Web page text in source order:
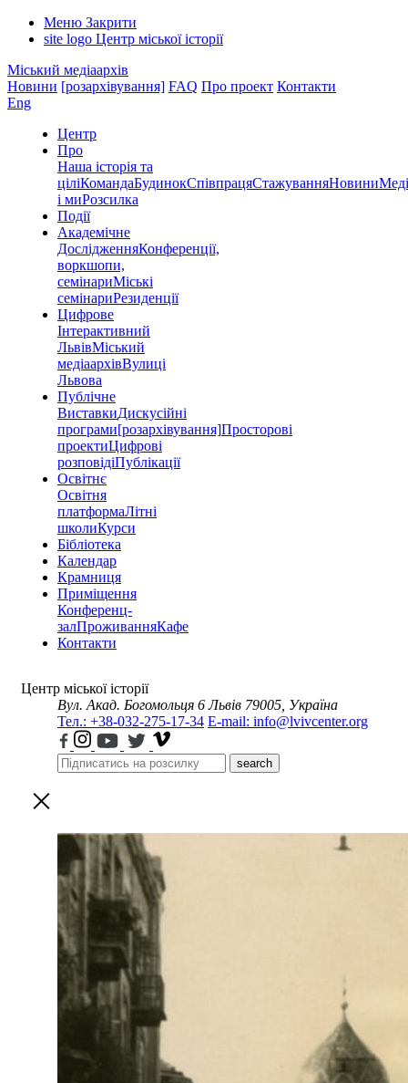
Меню Закрити
site logo Центр міської історії
Міський медіаархів
Новини [розархівування] FAQ Про проект Контакти
Eng
Центр
Про
Наша історія та
ціліКомандаБудинокСпівпрацяСтажуванняНовини
і миРозсилка
Події
Академічне
ДослідженняКонференції,
воркшопи,
семінариМіські
семінариРезиденції
Цифрове
Інтерактивний
ЛьвівМіський
медіаархівВулиці
Львова
Публічне
ВиставкиДискусійні
програми[розархівування]Просторові
проектиЦифрові
розповідіПублікації
Освітнє
Освітня
платформаЛітні
школиКурси
Бібліотека
Календар
Крамниця
Приміщення
Конференц-
залПроживанняКафе
Контакти
Центр міської історії
Вул. Акад. Богомольця 6 Львів 79005, Україна
Тел.: +38-032-275-17-34 E-mail: info@lvivcenter.org
search